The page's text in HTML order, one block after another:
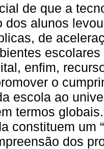
de que a
dos alunos
de
enfim,
o
escola ao
termos
constituem um
dos